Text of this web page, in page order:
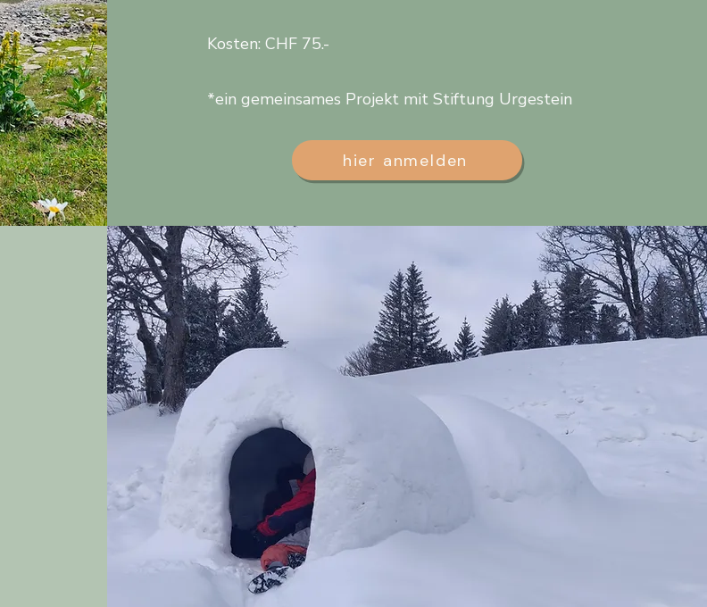
Kosten: CHF 75.-
*ein gemeinsames Projekt mit Stiftung Urgestein
hier anmelden